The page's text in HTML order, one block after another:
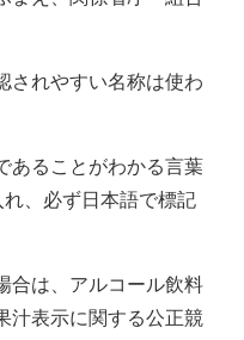
されやすい名称は使わ
あることがわかる言葉
、必ず日本語で標記
合は、アルコール飲料
汁表示に関する公正競